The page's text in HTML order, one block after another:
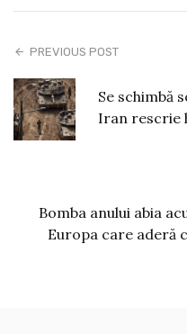
PREVIOUS POST
Se schimbă
Iran rescrie
Bomba anului abia
Europa care aderă